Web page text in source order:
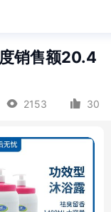
销售额20.4
2153 30